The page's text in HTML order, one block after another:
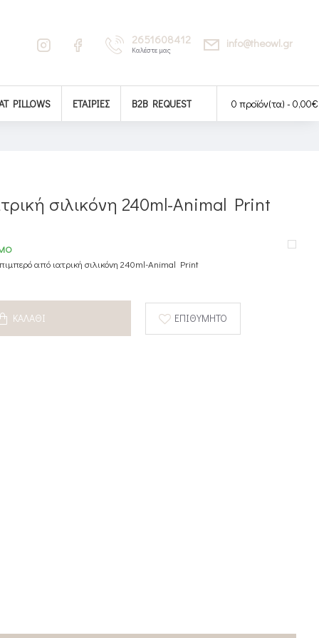
2651608412
Καλέστε μας
info@theowl.gr
PILLOWS ΕΤΑΙΡΊΕΣ B2B REQUEST 0 προϊόν(τα) - 0,00€
σιλικόνη 240ml-Animal Print
από ιατρική σιλικόνη 240ml-Animal Print
ΚΑΛΆΘΙ ΕΠΙΘΥΜΗΤΌ